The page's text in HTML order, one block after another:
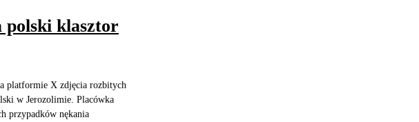
polski klasztor
platformie X zdjęcia rozbitych
w Jerozolimie. Placówka
przypadków nękania